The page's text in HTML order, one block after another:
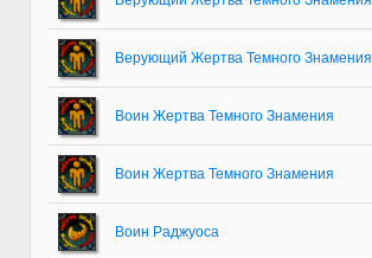
Верующий Жертва Темного Знамения
Воин Жертва Темного Знамения
Воин Жертва Темного Знамения
Воин Раджуоса